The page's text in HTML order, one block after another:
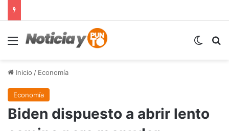
Menú
Inicio / Economía
Economía
Biden dispuesto a abrir lento